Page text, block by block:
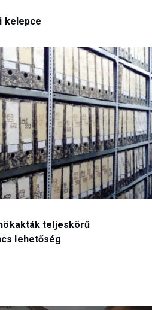
kelepce
teljeskörű
lehetőség